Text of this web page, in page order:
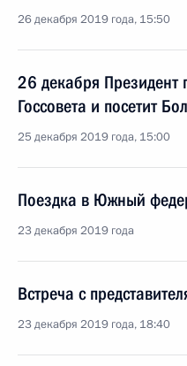
26 декабря 2019 года, 15:50
26 декабря Президент
Госсовета и посетит
25 декабря 2019 года, 15:00
Поездка в Южный
23 декабря 2019 года
Встреча с
23 декабря 2019 года, 18:40